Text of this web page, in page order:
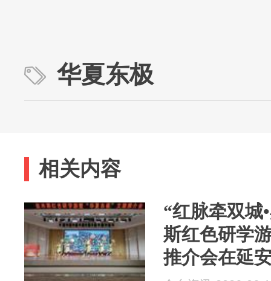
华夏东极
相关内容
“红脉牵双城
斯红色研学
推介会在延